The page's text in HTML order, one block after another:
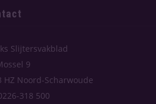
Slijtersvakblad
9
HZ Noord-Scharwoude
318 500